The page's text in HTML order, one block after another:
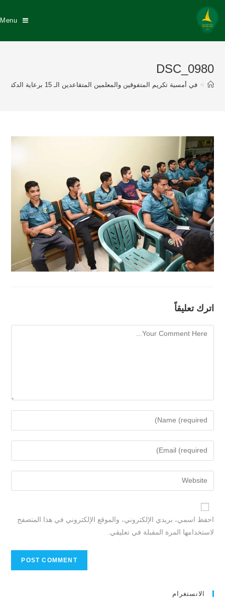
Menu
DSC_0980
> في أمسية تكريم المتفوقين والمعلمين المتقاعدين الـ 15 برعاية الدكتور عبد الله السيهاتي وبحضور نزيه النصر عضو إتحاد القدم إدارة نادي الخليج تكرم 175 طالباً متفوقاً منهم 57 خلجاوي وتكريم 8 معلمين
اترك تعليقاً
احفظ اسمي، بريدي الإلكتروني، والموقع الإلكتروني في هذا المتصفح
لاستخدامها المرة المقبلة في تعليقي.
الانستغرام